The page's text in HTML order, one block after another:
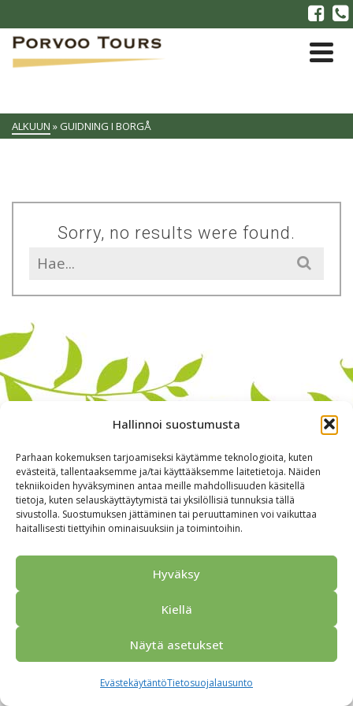
Hallinnoi suostumusta
Parhaan kokemuksen tarjoamiseksi käytämme teknologioita, kuten
evästeitä, tallentaaksemme ja/tai käyttääksemme laitetietoja. Näiden
tekniikoiden hyväksyminen antaa meille mahdollisuuden käsitellä
tietoja, kuten selauskäyttäytymistä tai yksilöllisiä tunnuksia tällä
sivustolla. Suostumuksen jättäminen tai peruuttaminen voi vaikuttaa
haitallisesti tiettyihin ominaisuuksiin ja toimintoihin.
Hyväksy
Kiellä
Näytä asetukset
EvästekäytäntöTietosuojalausunto
ALKUUN » GUIDNING I BORGÅ
Sorry, no results were found.
Search
for:
Alkuun Ryhmille Kokous & Ohjelmat
Yhteistyökumppanit
Tarjouspyyntö
Anna palautetta
Tietosuojaseloste
© 2026 Porvoo Tours - matkanjärjestäjä / FPW